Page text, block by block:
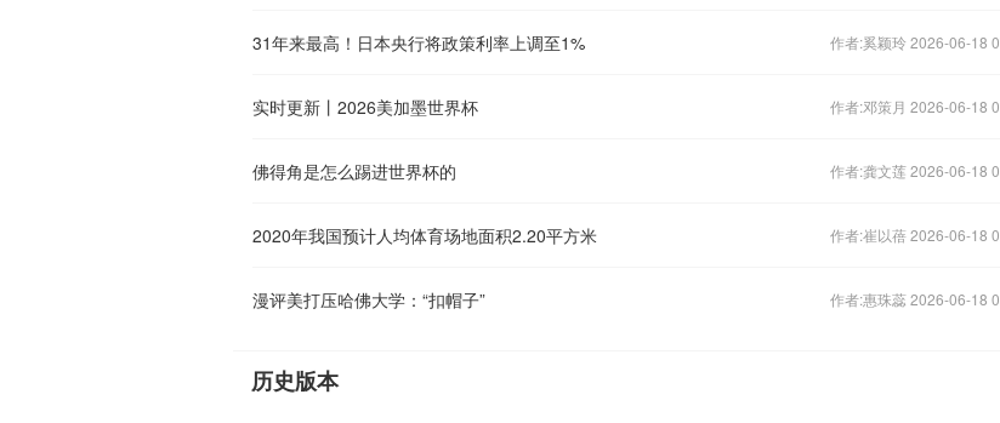
31年来最高！日本央行将政策利率上调至1% 作者:奚颖玲 2026-06-18
实时更新丨2026美加墨世界杯 作者:邓策月 2026-06-18
佛得角是怎么踢进世界杯的 作者:龚文莲 2026-06-18
2020年我国预计人均体育场地面积2.20平方米 作者:崔以蓓 2026-06-18
漫评美打压哈佛大学：“扣帽子” 作者:惠珠蕊 2026-06-18
历史版本